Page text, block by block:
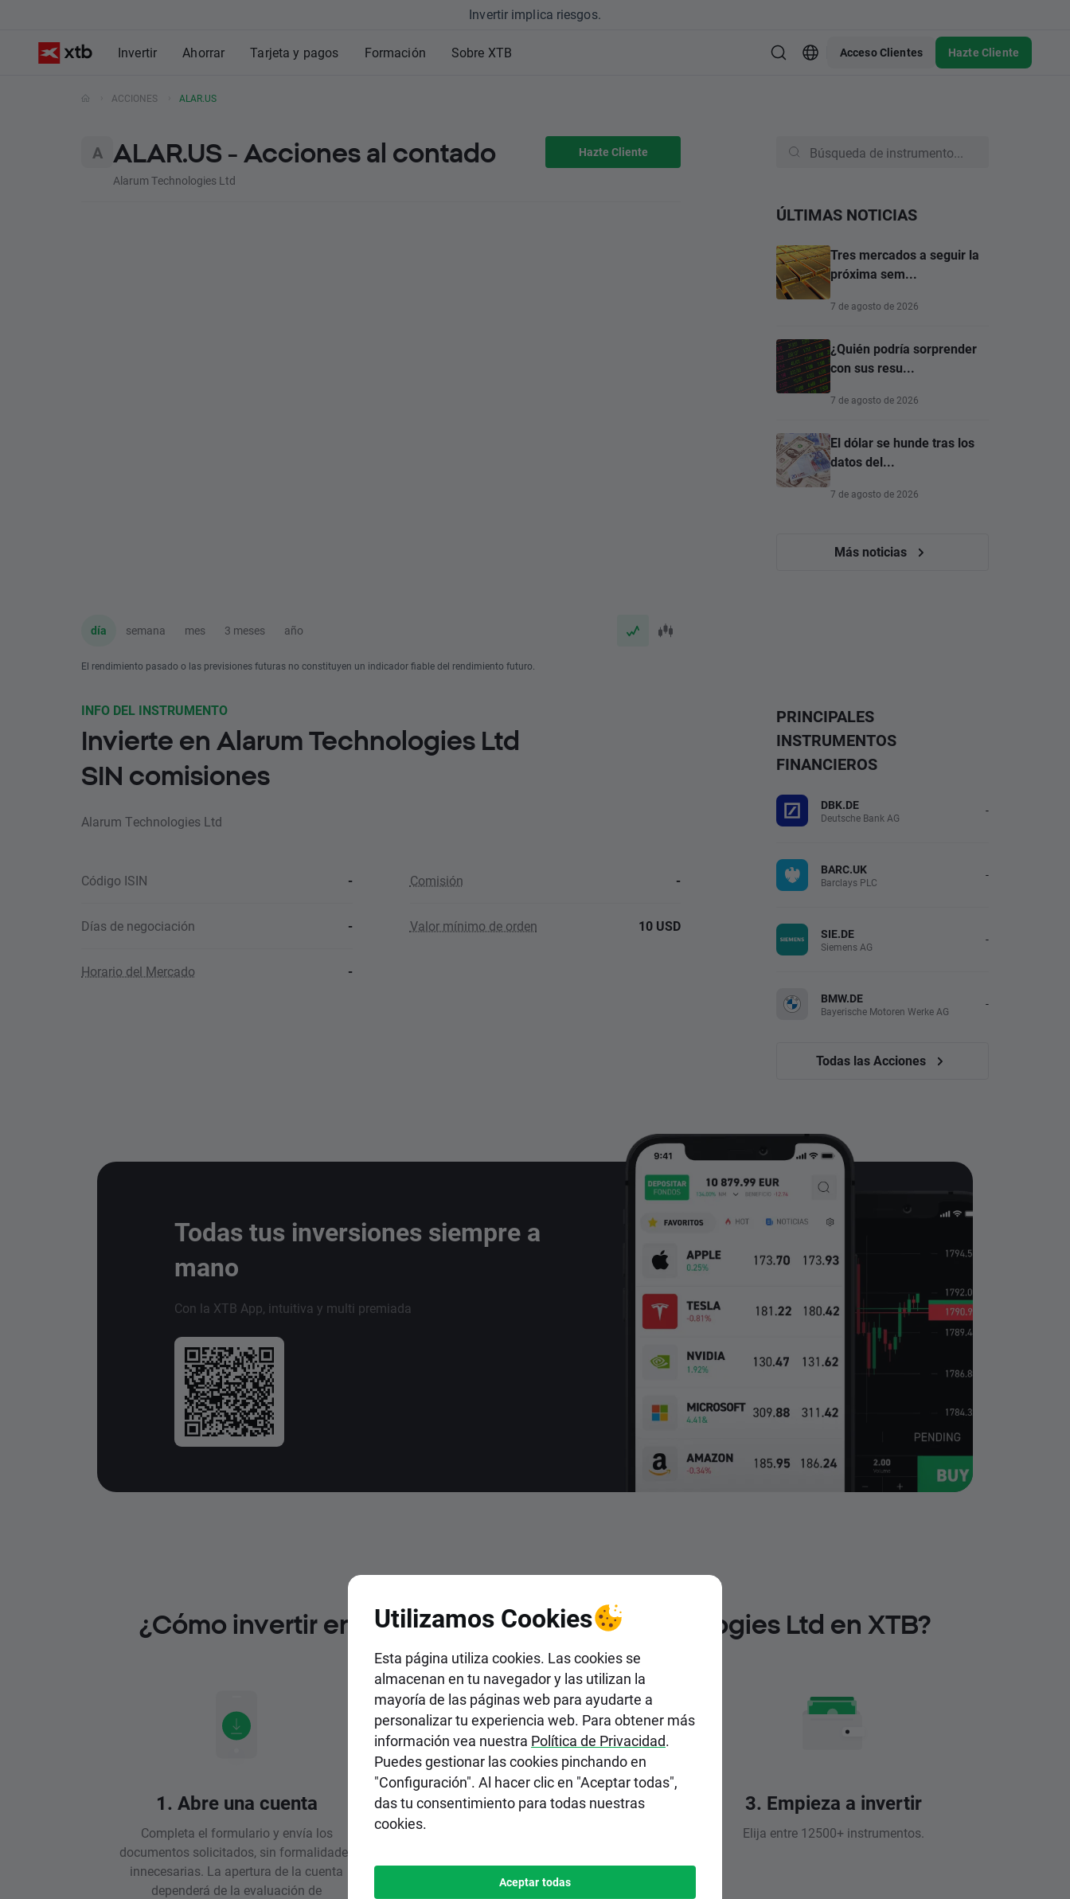
Invertir implica riesgos.
Invertir Ahorrar Tarjeta y pagos Formación Sobre XTB Acceso Clientes Hazte Cliente
ACCIONES ALAR.US
ALAR.US - Acciones al contado
Alarum Technologies Ltd
Hazte Cliente
día semana mes 3 meses año
El rendimiento pasado o las previsiones futuras no constituyen un indicador fiable del rendimiento futuro.
ÚLTIMAS NOTICIAS
Tres mercados a seguir la
próxima sem...
7 de agosto de 2026
¿Quién podría sorprender
con sus resu...
7 de agosto de 2026
El dólar se hunde tras los
datos del...
7 de agosto de 2026
Más noticias
INFO DEL INSTRUMENTO
Invierte en Alarum Technologies Ltd
SIN comisiones
Alarum Technologies Ltd
Código ISIN - Comisión -
Días de negociación - Valor mínimo de orden 10 USD
Horario del Mercado -
PRINCIPALES
INSTRUMENTOS
FINANCIEROS
DBK.DE
Deutsche Bank AG -
BARC.UK
Barclays PLC -
SIE.DE
Siemens AG -
BMW.DE
Bayerische Motoren Werke AG -
Todas las Acciones
Todas tus inversiones siempre a
mano
Con la XTB App, intuitiva y multi premiada
¿Cómo invertir en Acciones de Alarum Technologies Ltd en XTB?
1. Abre una cuenta
Completa el formulario y envía los
documentos solicitados, sin formalidades
innecesarias. La apertura de la cuenta
dependerá de la evaluación de
2. Realiza un depósito
inlcuyendo pagos instantáneos y
gratuitos.
3. Empieza a invertir
Elija entre 12500+ instrumentos.
Utilizamos Cookies
Esta página utiliza cookies. Las cookies se
almacenan en tu navegador y las utilizan la
mayoría de las páginas web para ayudarte a
personalizar tu experiencia web. Para obtener más
información vea nuestra Política de Privacidad.
Puedes gestionar las cookies pinchando en
"Configuración". Al hacer clic en "Aceptar todas",
das tu consentimiento para todas nuestras
cookies.
Aceptar todas